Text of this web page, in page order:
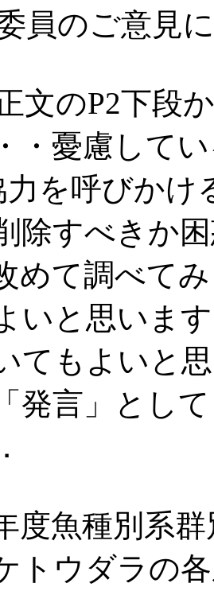
員のご意見
文のP2下段
・憂慮して
力を呼びかけ
除すべきか
めて調べて
いと思いま
てもよいと
発言」とし
度魚種別系
トウダラの